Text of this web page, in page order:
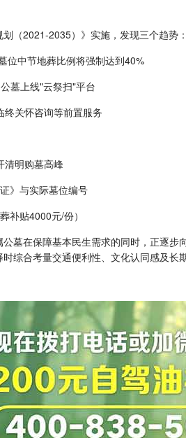
（2021-2035）》实施，发现三个趋势：
位中节地葬比例将强制达到40%
墓上线"云祭扫"平台
关怀咨询等前置服务
清明购墓高峰
》与实际墓位编号
补贴4000元/份）
墓在保障基本民生需求的同时，正逐
综合考量交通便利性、文化认同感及长